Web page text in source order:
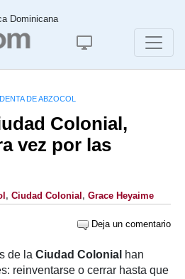
Dominicana
DE ABZOCOL
Colonial,
vez por las
, Ciudad Colonial , Grace Heyaime
Deja un comentario
de la Ciudad Colonial han
reinventarse o cerrar hasta que